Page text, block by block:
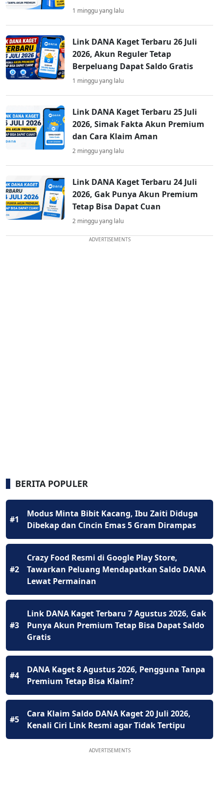
1 minggu yang lalu
Link DANA Kaget Terbaru 26 Juli
2026, Akun Reguler Tetap
Berpeluang Dapat Saldo Gratis
1 minggu yang lalu
Link DANA Kaget Terbaru 25 Juli
2026, Simak Fakta Akun Premium
dan Cara Klaim Aman
2 minggu yang lalu
Link DANA Kaget Terbaru 24 Juli
2026, Gak Punya Akun Premium
Tetap Bisa Dapat Cuan
2 minggu yang lalu
ADVERTISEMENTS
BERITA POPULER
#1
Modus Minta Bibit Kacang, Ibu Zaiti Diduga
Dibekap dan Cincin Emas 5 Gram Dirampas
#2
Crazy Food Resmi di Google Play Store,
Tawarkan Peluang Mendapatkan Saldo DANA
Lewat Permainan
#3
Link DANA Kaget Terbaru 7 Agustus 2026, Gak
Punya Akun Premium Tetap Bisa Dapat Saldo
Gratis
#4
DANA Kaget 8 Agustus 2026, Pengguna Tanpa
Premium Tetap Bisa Klaim?
#5
Cara Klaim Saldo DANA Kaget 20 Juli 2026,
Kenali Ciri Link Resmi agar Tidak Tertipu
ADVERTISEMENTS